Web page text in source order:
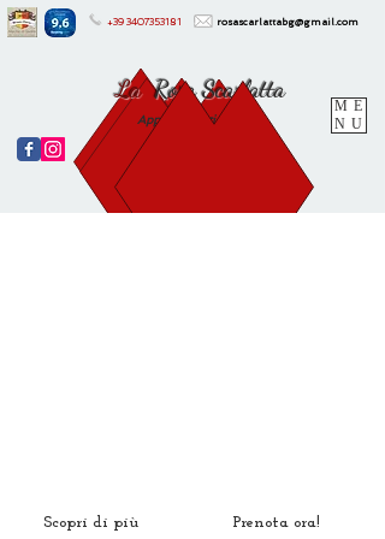
ME
NU
Rosa Scarlatta
Appartamenti e Suites
La
+39 3407353181 rosascarlattabg@gmail.com
Prenota ora!
Scopri di più